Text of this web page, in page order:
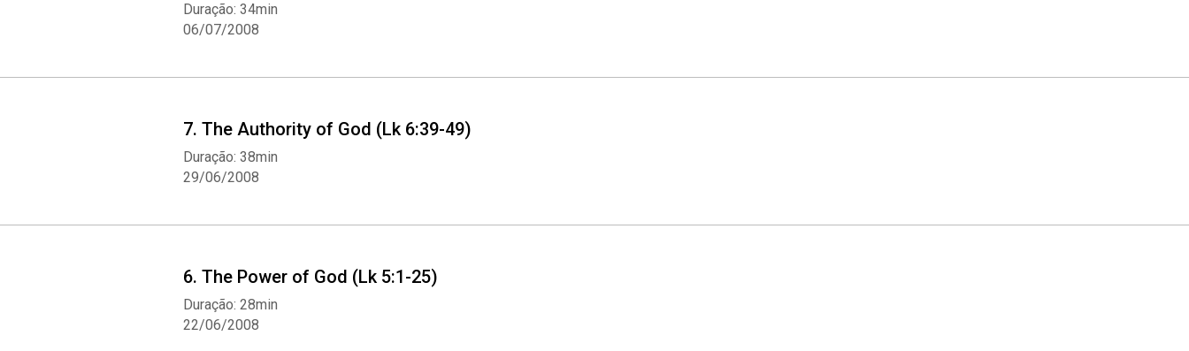
06/07/2008
Duração: 34min
7. The Authority of God (Lk 6:39-49)
29/06/2008
Duração: 38min
6. The Power of God (Lk 5:1-25)
22/06/2008
Duração: 28min